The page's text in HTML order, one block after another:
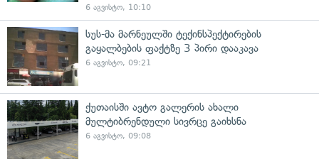
6 აგვისტო, 10:10
სუს-მა მარნეულში ტექინსპექტირების
გაყალბების ფაქტზე 3 პირი დააკავა
6 აგვისტო, 09:21
ქუთაისში ავტო გალერის ახალი
მულტიბრენდული სივრცე გაიხსნა
6 აგვისტო, 09:08